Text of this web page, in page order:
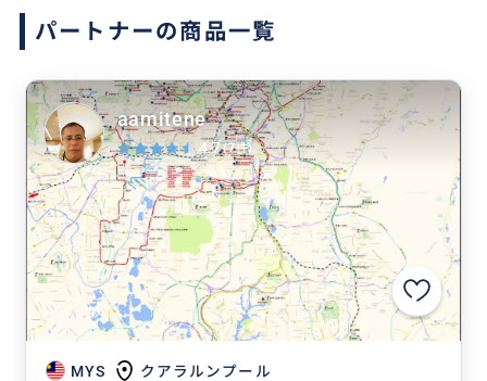
パートナーの商品一覧
MYS クアラルンプール
aamitene
4.7(7件)